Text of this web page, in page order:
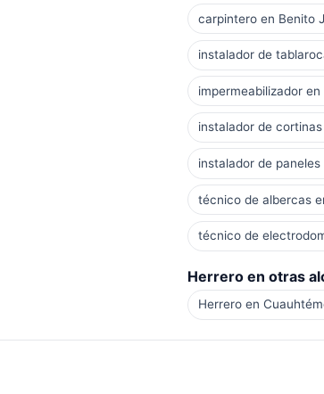
carpintero en Benito
instalador de
impermeabilizador
instalador de
instalador de
técnico de albercas
técnico de
Herrero en otras
Herrero en